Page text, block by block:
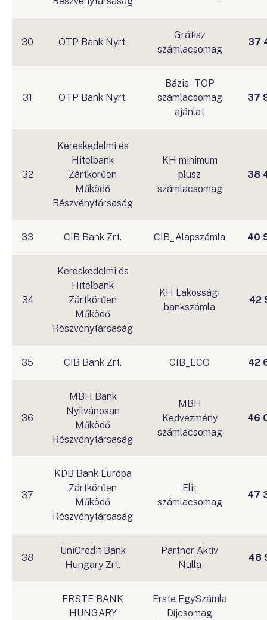
30 OTP Bank Nyrt.
Grátisz
számlacsomag
37
31 OTP Bank Nyrt.
Bázis - TOP
számlacsomag
ajánlat
37
32
Kereskedelmi és
Hitelbank
Zártkörűen
Működő
Részvénytársaság
KH minimum
plusz
számlacsomag
38
33 CIB Bank Zrt. CIB_Alapszámla 40
34
Kereskedelmi és
Hitelbank
Zártkörűen
Működő
Részvénytársaság
KH Lakossági
bankszámla
42
35 CIB Bank Zrt. CIB_ECO 42
36
MBH Bank
Nyilvánosan
Működő
Részvénytársaság
MBH
Kedvezmény
számlacsomag
46
37
KDB Bank Európa
Zártkörűen
Működő
Részvénytársaság
Elit
számlacsomag
47
38
UniCredit Bank
Hungary Zrt.
Partner Aktív
Nulla
48
ERSTE BANK
HUNGARY
Erste EgySzámla
Díjcsomag